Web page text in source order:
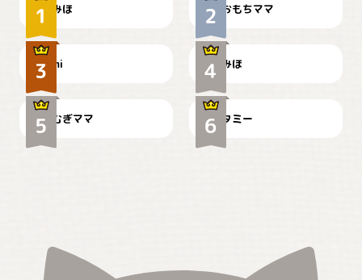
みほ おもちママ
可愛い？
mi
見てるぞぉ
みほ
🌻とむぎ！
むぎママ
ドーベルマンのお友達邸に
て
タミー